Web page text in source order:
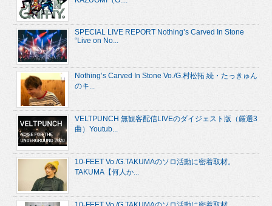
SPECIAL LIVE REPORT Nothing’s Carved In Stone
“Live on No...
Nothing’s Carved In Stone Vo./G.村松拓 続・たっきゅん
のキ...
VELTPUNCH 無観客配信LIVEのダイジェスト版（厳選3
曲）Youtub...
10-FEET Vo./G.TAKUMAのソロ活動に密着取材。
TAKUMA【何人か...